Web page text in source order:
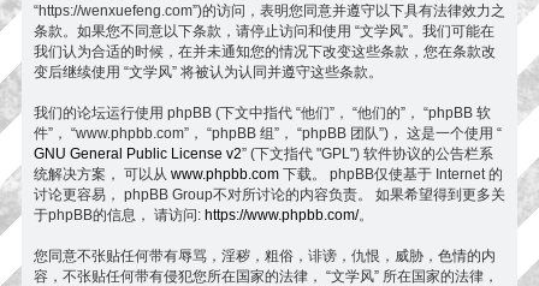
“https://wenxuefeng.com”)的访问，表明您同意并遵守以下具有法律效力之
条款。如果您不同意以下条款，请停止访问和使用 “文学风”。我们可能在
我们认为合适的时候，在并未通知您的情况下改变这些条款，您在条款改
变后继续使用 “文学风” 将被认为认同并遵守这些条款。
我们的论坛运行使用 phpBB (下文中指代 “他们”， “他们的”， “phpBB 软
件”， “www.phpbb.com”， “phpBB 组”， “phpBB 团队”)， 这是一个使用 “
GNU General Public License v2” (下文指代 "GPL") 软件协议的公告栏系
统解决方案， 可以从 www.phpbb.com 下载。 phpBB仅使基于 Internet 的
讨论更容易， phpBB Group不对所讨论的内容负责。 如果希望得到更多关
于phpBB的信息， 请访问: https://www.phpbb.com/。
您同意不张贴任何带有辱骂，淫秽，粗俗，诽谤，仇恨，威胁，色情的内
容，不张贴任何带有侵犯您所在国家的法律， “文学风” 所在国家的法律，